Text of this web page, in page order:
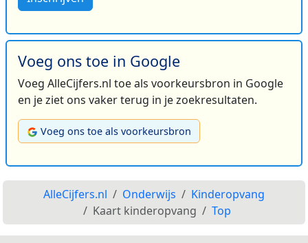
Voeg ons toe in Google
Voeg AlleCijfers.nl toe als voorkeursbron in Google
en je ziet ons vaker terug in je zoekresultaten.
Voeg ons toe als voorkeursbron
AlleCijfers.nl Onderwijs
Kinderopvang
Kaart kinderopvang
Top